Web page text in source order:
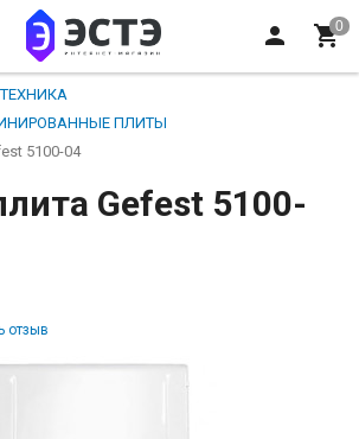
ПЛИТЫ
5100-04
Gefest 5100-
отзыв